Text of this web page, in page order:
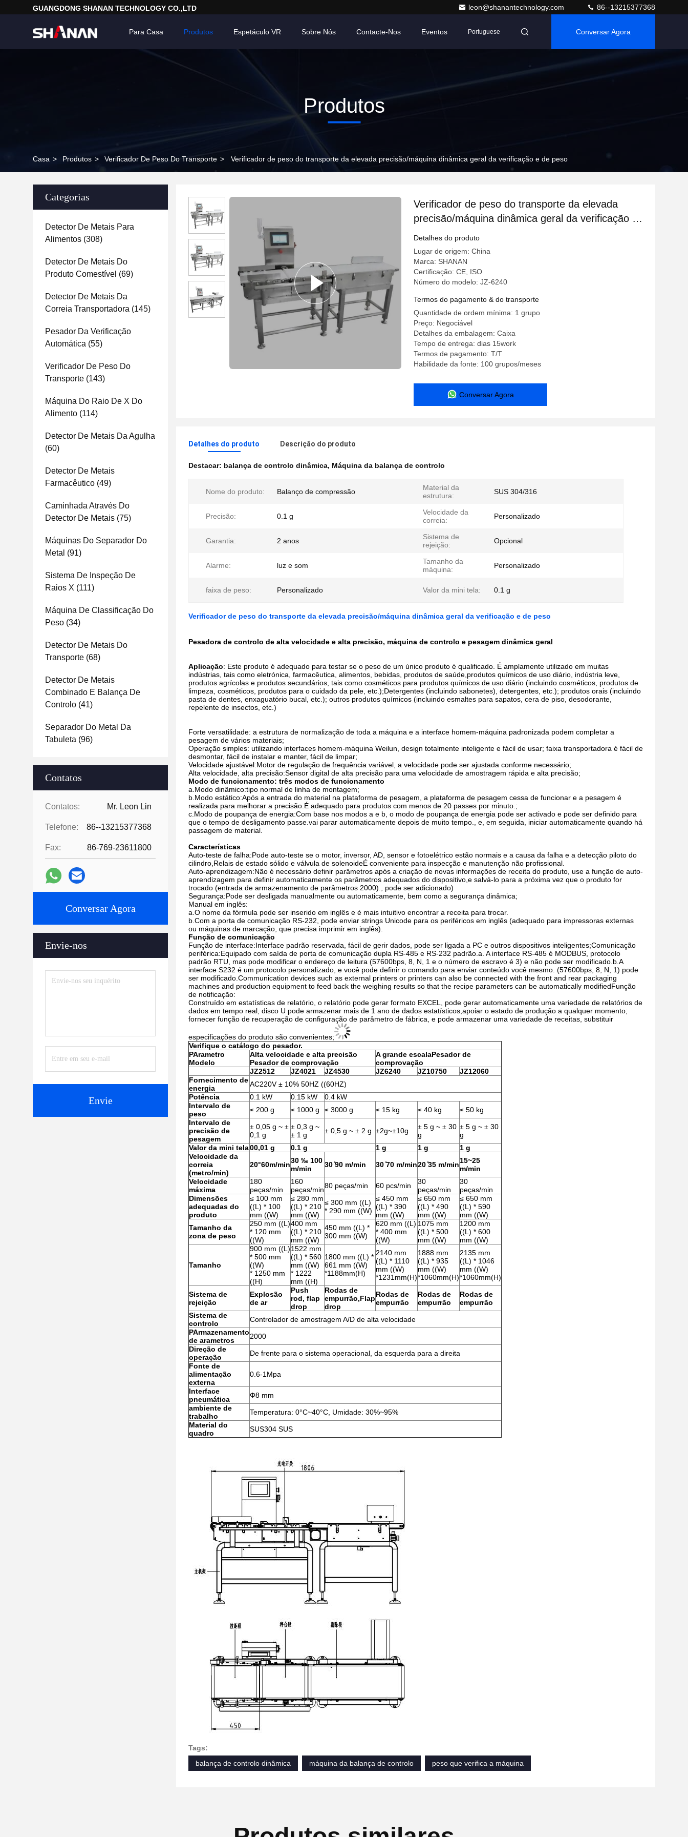
GUANGDONG SHANAN TECHNOLOGY CO.,LTD leon@shanantechnology.com 86--13215377368
Para Casa Produtos Espetáculo VR Sobre Nós Contacte-Nos Eventos Portuguese Conversar Agora
Produtos
Casa > Produtos > Verificador De Peso Do Transporte > Verificador de peso do transporte da elevada precisão/máquina dinâmica geral da verificação e de peso
Categorias
Detector De Metais Para
Alimentos (308)
Detector De Metais Do
Produto Comestível (69)
Detector De Metais Da
Correia Transportadora (145)
Pesador Da Verificação
Automática (55)
Verificador De Peso Do
Transporte (143)
Máquina Do Raio De X Do
Alimento (114)
Detector De Metais Da Agulha
(60)
Detector De Metais
Farmacêutico (49)
Caminhada Através Do
Detector De Metais (75)
Máquinas Do Separador Do
Metal (91)
Sistema De Inspeção De
Raios X (111)
Máquina De Classificação Do
Peso (34)
Detector De Metais Do
Transporte (68)
Detector De Metais
Combinado E Balança De
Controlo (41)
Separador Do Metal Da
Tabuleta (96)
Contatos
Contatos: Mr. Leon Lin
Telefone: 86--13215377368
Fax: 86-769-23611800
Conversar Agora
Envie-nos
Envie
Verificador de peso do transporte da elevada
precisão/máquina dinâmica geral da verificação e
de peso
Detalhes do produto
Lugar de origem: China
Marca: SHANAN
Certificação: CE, ISO
Número do modelo: JZ-6240
Termos do pagamento & do transporte
Quantidade de ordem mínima: 1 grupo
Preço: Negociável
Detalhes da embalagem: Caixa
Tempo de entrega: dias 15work
Termos de pagamento: T/T
Habilidade da fonte: 100 grupos/meses
Conversar Agora
Detalhes do produto Descrição do produto
Destacar: balança de controlo dinâmica, Máquina da balança de controlo
Nome do produto: Balanço de compressão
Material da
estrutura:
SUS 304/316
Precisão: 0.1 g
Velocidade da
correia:
Personalizado
Garantia: 2 anos
Sistema de
rejeição:
Opcional
Alarme: luz e som
Tamanho da
máquina:
Personalizado
faixa de peso: Personalizado Valor da mini tela: 0.1 g
Verificador de peso do transporte da elevada precisão/máquina dinâmica geral da verificação e de peso
Pesadora de controlo de alta velocidade e alta precisão, máquina de controlo e pesagem dinâmica geral
Aplicação: Este produto é adequado para testar se o peso de um único produto é qualificado. É amplamente utilizado em muitas
indústrias, tais como eletrónica, farmacêutica, alimentos, bebidas, produtos de saúde,produtos químicos de uso diário, indústria leve,
produtos agrícolas e produtos secundários, tais como cosméticos para produtos químicos de uso diário (incluindo cosméticos, produtos de
limpeza, cosméticos, produtos para o cuidado da pele, etc.);Detergentes (incluindo sabonetes), detergentes, etc.); produtos orais (incluindo
pasta de dentes, enxaguatório bucal, etc.); outros produtos químicos (incluindo esmaltes para sapatos, cera de piso, desodorante,
repelente de insectos, etc.)
Forte versatilidade: a estrutura de normalização de toda a máquina e a interface homem-máquina padronizada podem completar a
pesagem de vários materiais;
Operação simples: utilizando interfaces homem-máquina Weilun, design totalmente inteligente e fácil de usar; faixa transportadora é fácil de
desmontar, fácil de instalar e manter, fácil de limpar;
Velocidade ajustável:Motor de regulação de frequência variável, a velocidade pode ser ajustada conforme necessário;
Alta velocidade, alta precisão:Sensor digital de alta precisão para uma velocidade de amostragem rápida e alta precisão;
Modo de funcionamento: três modos de funcionamento
a.Modo dinâmico:tipo normal de linha de montagem;
b.Modo estático:Após a entrada do material na plataforma de pesagem, a plataforma de pesagem cessa de funcionar e a pesagem é
realizada para melhorar a precisão.É adequado para produtos com menos de 20 passes por minuto.;
c.Modo de poupança de energia:Com base nos modos a e b, o modo de poupança de energia pode ser activado e pode ser definido para
que o tempo de desligamento passe.vai parar automaticamente depois de muito tempo., e, em seguida, iniciar automaticamente quando há
passagem de material.
Características
Auto-teste de falha:Pode auto-teste se o motor, inversor, AD, sensor e fotoelétrico estão normais e a causa da falha e a detecção piloto do
cilindro,Relais de estado sólido e válvula de solenoideÉ conveniente para inspecção e manutenção não profissional.
Auto-aprendizagem:Não é necessário definir parâmetros após a criação de novas informações de receita do produto, use a função de auto-
aprendizagem para definir automaticamente os parâmetros adequados do dispositivo,e salvá-lo para a próxima vez que o produto for
trocado (entrada de armazenamento de parâmetros 2000)., pode ser adicionado)
Segurança:Pode ser desligada manualmente ou automaticamente, bem como a segurança dinâmica;
Manual em inglês:
a.O nome da fórmula pode ser inserido em inglês e é mais intuitivo encontrar a receita para trocar.
b.Com a porta de comunicação RS-232, pode enviar strings Unicode para os periféricos em inglês (adequado para impressoras externas
ou máquinas de marcação, que precisa imprimir em inglês).
Função de comunicação
Função de interface:Interface padrão reservada, fácil de gerir dados, pode ser ligada a PC e outros dispositivos inteligentes;Comunicação
periférica:Equipado com saída de porta de comunicação dupla RS-485 e RS-232 padrão.a. A interface RS-485 é MODBUS, protocolo
padrão RTU, mas pode modificar o endereço de leitura (57600bps, 8, N, 1 e o número de escravo é 3) e não pode ser modificado.b.A
interface S232 é um protocolo personalizado, e você pode definir o comando para enviar conteúdo você mesmo. (57600bps, 8, N, 1) pode
ser modificado.Communication devices such as external printers or printers can also be connected with the front and rear packaging
machines and production equipment to feed back the weighing results so that the recipe parameters can be automatically modifiedFunção
de notificação:
Construído em estatísticas de relatório, o relatório pode gerar formato EXCEL, pode gerar automaticamente uma variedade de relatórios de
dados em tempo real, disco U pode armazenar mais de 1 ano de dados estatísticos,apoiar o estado de produção a qualquer momento;
fornecer função de recuperação de configuração de parâmetro de fábrica, e pode armazenar uma variedade de receitas, substituir
especificações do produto são convenientes;
Verifique o catálogo do pesador.
PArametro
Modelo
Alta velocidade e alta precisão
Pesador de comprovação
A grande escalaPesador de
comprovação
JZ2512
JZ4021 JZ4530 JZ6240 JZ10750
JZ12060
Fornecimento de
energia
AC220V ± 10% 50HZ ((60HZ)
Potência
0.1 kW 0.15 kW
0.4 kW
Intervalo de
peso
≤ 200 g ≤ 1000 g ≤ 3000 g ≤ 15 kg ≤ 40 kg
≤ 50 kg
Intervalo de
precisão de
pesagem
± 0,05 g ~ ±
0,1 g
± 0,3 g ~
± 1 g
± 0,5 g ~ ± 2 g ±2g~±10g
± 5 g ~ ± 30
g
± 5 g ~ ± 30
g
Valor da mini tela00,01 g 0.1 g 1 g 1 g
1 g
Velocidade da
correia
(metro/min)
20°60m/min30 ‰ 100
m/min
30 ̊90 m/min 30 ̊70 m/min20 ̊35 m/min15~25
m/min
Velocidade
máxima
180
peças/min
160
peças/min80 peças/min 60 pcs/min
30
peças/min
30
peças/min
Dimensões
adequadas do
produto
≤ 100 mm
((L) * 100
mm ((W)
≤ 280 mm
((L) * 210
mm ((W)
≤ 300 mm ((L)
* 290 mm ((W)
≤ 450 mm
((L) * 390
mm ((W)
≤ 650 mm
((L) * 490
mm ((W)
≤ 650 mm
((L) * 590
mm ((W)
Tamanho da
zona de peso
250 mm ((L)
* 120 mm
((W)
400 mm
((L) * 210
mm ((W)
450 mm ((L) *
300 mm ((W)
620 mm ((L)
* 400 mm
((W)
1075 mm
((L) * 500
mm ((W)
1200 mm
((L) * 600
mm ((W)
Tamanho
900 mm ((L)
* 500 mm
((W)
* 1250 mm
((H)
1522 mm
((L) * 560
mm ((W)
* 1222
mm ((H)
1800 mm ((L) *
661 mm ((W)
*1188mm(H)
2140 mm
((L) * 1110
mm ((W)
*1231mm(H)
1888 mm
((L) * 935
mm ((W)
*1060mm(H)
2135 mm
((L) * 1046
mm ((W)
*1060mm(H)
Sistema de
rejeição
Explosão
de ar
Push
rod, flap
drop
Rodas de
empurrão,Flap
drop
Rodas de
empurrão
Rodas de
empurrão
Rodas de
empurrão
Sistema de
controlo
Controlador de amostragem A/D de alta velocidade
PArmazenamento
de arametros
2000
Direção de
operação
De frente para o sistema operacional, da esquerda para a direita
Fonte de
alimentação
externa
0.6-1Mpa
Interface
pneumática
Φ8 mm
ambiente de
trabalho
Temperatura: 0°C~40°C, Umidade: 30%~95%
Material do
quadro
SUS304 SUS
Tags:
balança de controlo dinâmica
máquina da balança de controlo peso que verifica a máquina